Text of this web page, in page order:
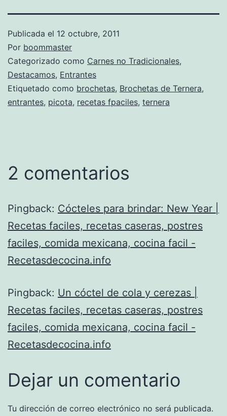
Publicada el 12 octubre, 2011
Por boommaster
Categorizado como Carnes no Tradicionales,
Destacamos, Entrantes
Etiquetado como brochetas, Brochetas de Ternera,
entrantes, picota, recetas fpaciles, ternera
2 comentarios
Pingback: Cócteles para brindar: New Year |
Recetas faciles, recetas caseras, postres
faciles, comida mexicana, cocina facil -
Recetasdecocina.info
Pingback: Un cóctel de cola y cerezas |
Recetas faciles, recetas caseras, postres
faciles, comida mexicana, cocina facil -
Recetasdecocina.info
Dejar un comentario
Tu dirección de correo electrónico no será publicada.